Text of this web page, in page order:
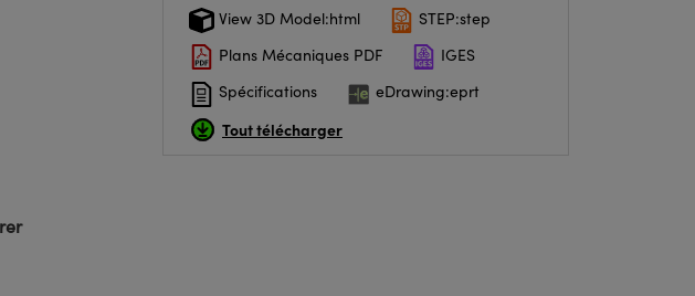
View 3D Model:html
STEP:step
Plans Mécaniques PDF
IGES
Spécifications
eDrawing:eprt
Tout télécharger